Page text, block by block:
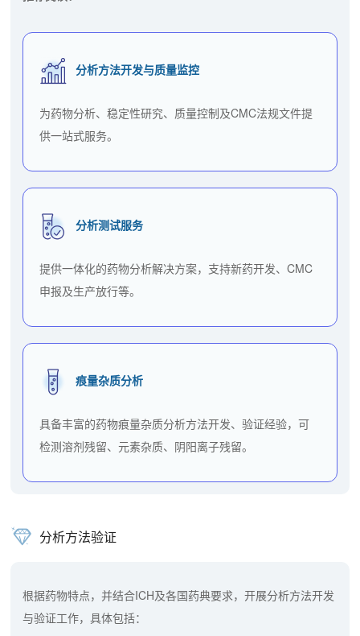
分析方法开发与质量监控
为药物分析、稳定性研究、质量控制及CMC法规文件提
供一站式服务。
分析测试服务
提供一体化的药物分析解决方案，支持新药开发、CMC
申报及生产放行等。
痕量杂质分析
具备丰富的药物痕量杂质分析方法开发、验证经验，可
检测溶剂残留、元素杂质、阴阳离子残留。
分析方法验证
根据药物特点，并结合ICH及各国药典要求，开展分析方法开发
与验证工作，具体包括：